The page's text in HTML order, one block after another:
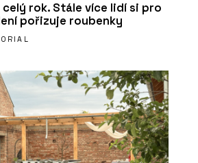
celý rok. Stále více lidí si pro
pořizuje roubenky